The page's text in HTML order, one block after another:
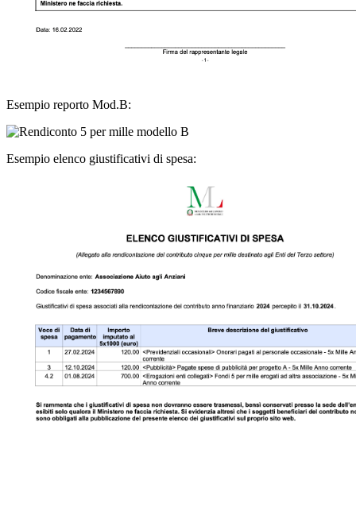
Esempio reporto Mod.B:
Esempio elenco giustificativi di spesa: